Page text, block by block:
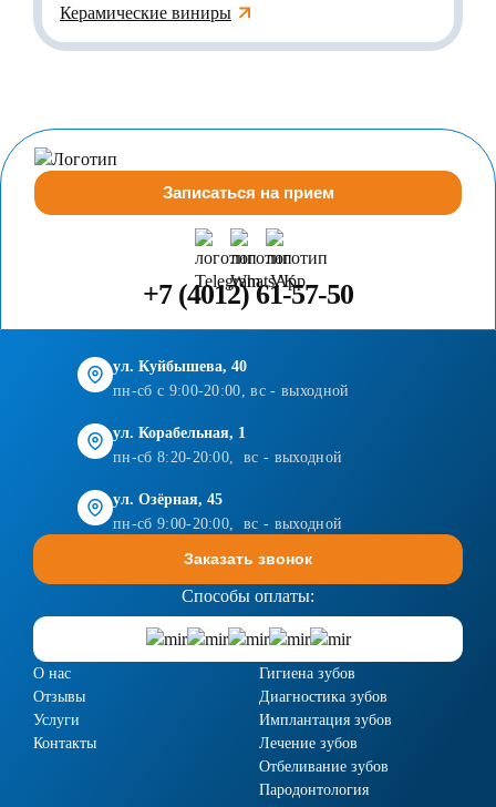
Керамические виниры
Записаться на прием
+7 (4012) 61-57-50
ул. Куйбышева, 40
пн-сб с 9:00-20:00, вс - выходной
ул. Корабельная, 1
пн-сб 8:20-20:00, вс - выходной
ул. Озёрная, 45
пн-сб 9:00-20:00, вс - выходной
Заказать звонок
Способы оплаты:
О нас
Отзывы
Услуги
Контакты
Гигиена зубов
Диагностика зубов
Имплантация зубов
Лечение зубов
Отбеливание зубов
Пародонтология